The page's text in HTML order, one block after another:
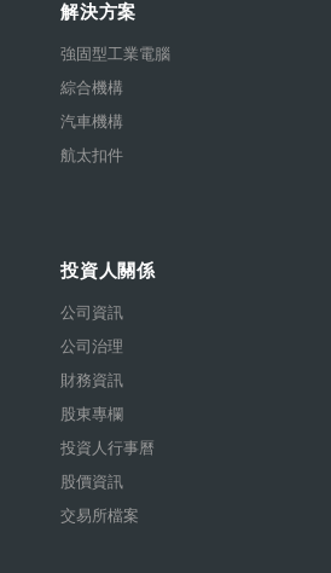
解決方案
強固型工業電腦
綜合機構
汽車機構
航太扣件
投資人關係
公司資訊
公司治理
財務資訊
股東專欄
投資人行事曆
股價資訊
交易所檔案